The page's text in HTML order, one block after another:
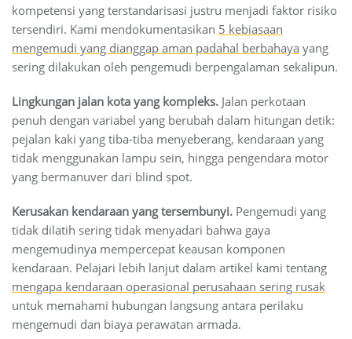
kompetensi yang terstandarisasi justru menjadi faktor risiko
tersendiri. Kami mendokumentasikan 5 kebiasaan
mengemudi yang dianggap aman padahal berbahaya yang
sering dilakukan oleh pengemudi berpengalaman sekalipun.
Lingkungan jalan kota yang kompleks. Jalan perkotaan
penuh dengan variabel yang berubah dalam hitungan detik:
pejalan kaki yang tiba-tiba menyeberang, kendaraan yang
tidak menggunakan lampu sein, hingga pengendara motor
yang bermanuver dari blind spot.
Kerusakan kendaraan yang tersembunyi. Pengemudi yang
tidak dilatih sering tidak menyadari bahwa gaya
mengemudinya mempercepat keausan komponen
kendaraan. Pelajari lebih lanjut dalam artikel kami tentang
mengapa kendaraan operasional perusahaan sering rusak
untuk memahami hubungan langsung antara perilaku
mengemudi dan biaya perawatan armada.